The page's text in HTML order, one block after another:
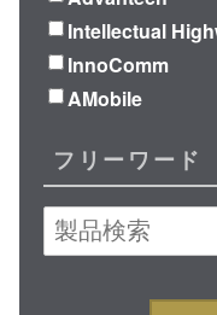
Intellectual
InnoComm
AMobile
フリーワード